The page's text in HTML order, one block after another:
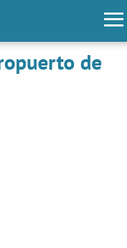
de